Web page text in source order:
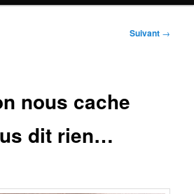
Suivant →
nous cache
dit rien…